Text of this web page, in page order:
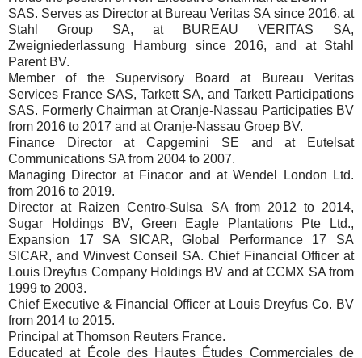
SAS. Serves as Director at Bureau Veritas SA since 2016, at
Stahl Group SA, at BUREAU VERITAS SA,
Zweigniederlassung Hamburg since 2016, and at Stahl
Parent BV.
Member of the Supervisory Board at Bureau Veritas
Services France SAS, Tarkett SA, and Tarkett Participations
SAS. Formerly Chairman at Oranje-Nassau Participaties BV
from 2016 to 2017 and at Oranje-Nassau Groep BV.
Finance Director at Capgemini SE and at Eutelsat
Communications SA from 2004 to 2007.
Managing Director at Finacor and at Wendel London Ltd.
from 2016 to 2019.
Director at Raizen Centro-Sulsa SA from 2012 to 2014,
Sugar Holdings BV, Green Eagle Plantations Pte Ltd.,
Expansion 17 SA SICAR, Global Performance 17 SA
SICAR, and Winvest Conseil SA. Chief Financial Officer at
Louis Dreyfus Company Holdings BV and at CCMX SA from
1999 to 2003.
Chief Executive & Financial Officer at Louis Dreyfus Co. BV
from 2014 to 2015.
Principal at Thomson Reuters France.
Educated at École des Hautes Études Commerciales de